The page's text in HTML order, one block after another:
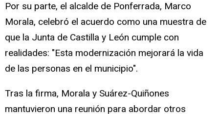
Por su parte, el alcalde de Ponferrada, Marco
Morala, celebró el acuerdo como una muestra de
que la Junta de Castilla y León cumple con
realidades: "Esta modernización mejorará la vida
de las personas en el municipio".
Tras la firma, Morala y Suárez-Quiñones
mantuvieron una reunión para abordar otros